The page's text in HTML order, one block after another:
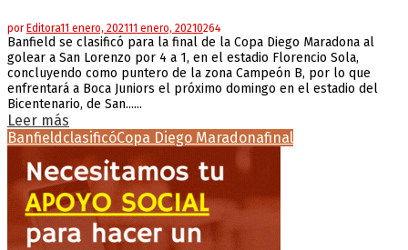
porEditora11 enero, 202111 enero, 20210264
Banfield se clasificó para la final de la Copa Diego Maradona al
golear a San Lorenzo por 4 a 1, en el estadio Florencio Sola,
concluyendo como puntero de la zona Campeón B, por lo que
enfrentará a Boca Juniors el próximo domingo en el estadio del
Bicentenario, de San......
Leer más
BanfieldclasificóCopa Diego Maradonafinal